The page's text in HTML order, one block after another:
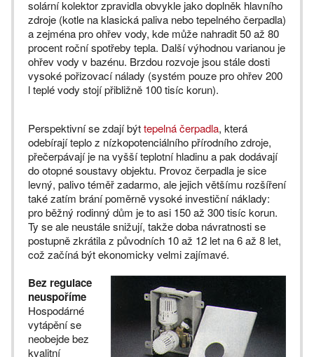
solární kolektor zpravidla obvykle jako doplněk hlavního
zdroje (kotle na klasická paliva nebo tepelného čerpadla)
a zejména pro ohřev vody, kde může nahradit 50 až 80
procent roční spotřeby tepla. Další výhodnou varianou je
ohřev vody v bazénu. Brzdou rozvoje jsou stále dosti
vysoké pořizovací nálady (systém pouze pro ohřev 200
l teplé vody stojí přibližně 100 tisíc korun).
Perspektivní se zdají býttepelná čerpadla, která
odebírají teplo z nízkopotenciálního přírodního zdroje,
přečerpávají je na vyšší teplotní hladinu a pak dodávají
do otopné soustavy objektu. Provoz čerpadla je sice
levný, palivo téměř zadarmo, ale jejich většímu rozšíření
také zatím brání poměrně vysoké investiční náklady:
pro běžný rodinný dům je to asi 150 až 300 tisíc korun.
Ty se ale neustále snižují, takže doba návratnosti se
postupně zkrátila z původních 10 až 12 let na 6 až 8 let,
což začíná být ekonomicky velmi zajímavé.
Bez regulace
neuspoříme
Hospodárné
vytápění se
neobejde bez
kvalitní